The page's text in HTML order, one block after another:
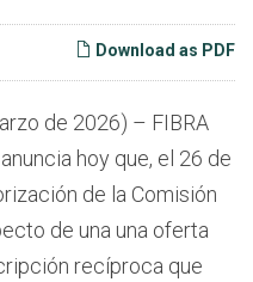
Download as PDF
de 2026) – FIBRA
hoy que, el 26 de
de la Comisión
de una una oferta
recíproca que